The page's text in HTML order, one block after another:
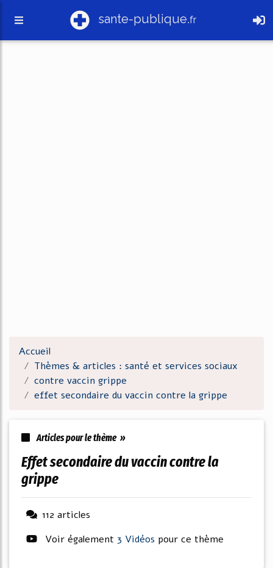
sante-publique.fr
Accueil
Thèmes & articles : santé et services sociaux
contre vaccin grippe
effet secondaire du vaccin contre la grippe
Articles pour le thème »
effet secondaire du vaccin contre la
grippe
112 articles
Voir également 3 Vidéos pour ce thème